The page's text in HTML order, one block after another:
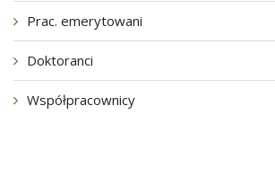
Prac. emerytowani
Doktoranci
Współpracownicy